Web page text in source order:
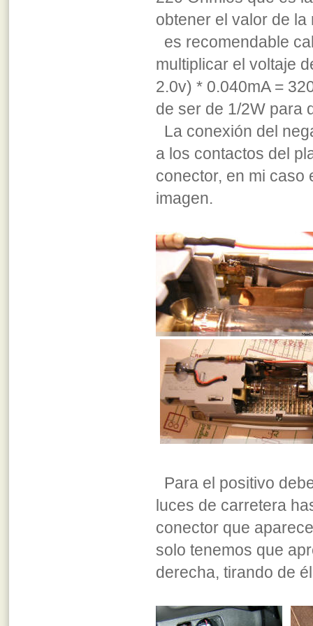
obtener el valor de la
es recomendable
multiplicar el voltaje
2.0v) * 0.040mA =
de ser de 1/2W para
La conexión del
a los contactos del
conector, en mi caso
imagen.
Para el positivo
luces de carretera
conector que
solo tenemos que
derecha, tirando de